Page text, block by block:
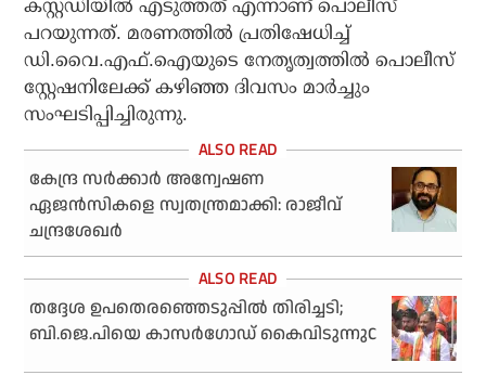
കസ്റ്റഡിയില്‍ എടുത്തത് എന്നാണ് പൊലീസ്
പറയുന്നത്. മരണത്തില്‍ പ്രതിഷേധിച്ച്
ഡി.വൈ.എഫ്.ഐയുടെ നേതൃത്വത്തില്‍ പൊലീസ്
സ്റ്റേഷനിലേക്ക് കഴിഞ്ഞ ദിവസം മാര്‍ച്ചും
സംഘടിപ്പിച്ചിരുന്നു.
കേന്ദ്ര സര്‍ക്കാര്‍ അന്വേഷണ
ഏജന്‍സികളെ സ്വതന്ത്രമാക്കി: രാജീവ്
ചന്ദ്രശേഖര്‍
തദ്ദേശ ഉപതെരഞ്ഞെടുപ്പില്‍ തിരിച്ചടി;
ബി.ജെ.പിയെ കാസര്‍ഗോഡ് കൈവിടുന്നുC